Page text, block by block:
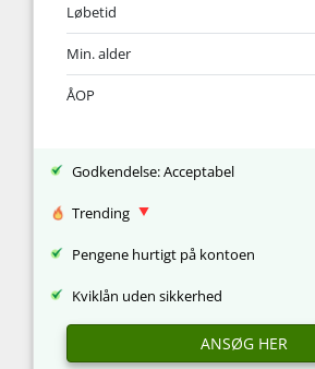
Løbetid
Min. alder
ÅOP
Godkendelse: Acceptabel
Trending
Pengene hurtigt på kontoen
Kviklån uden sikkerhed
ANSØG HER